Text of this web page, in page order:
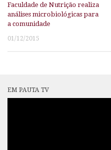
Faculdade de Nutrição realiza
análises microbiológicas para
a comunidade
01/12/2015
EM PAUTA TV